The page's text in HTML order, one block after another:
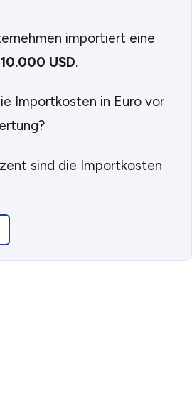
importiert eine
USD.
Importkosten in Euro vor
sind die Importkosten